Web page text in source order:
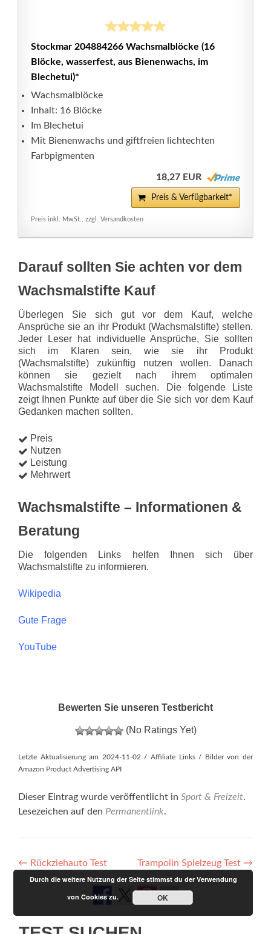
Stockmar 204884266 Wachsmalblöcke (16
Blöcke, wasserfest, aus Bienenwachs, im
Blechetui)*
Wachsmalblöcke
Inhalt: 16 Blöcke
Im Blechetui
Mit Bienenwachs und giftfreien lichtechten
Farbpigmenten
18,27 EUR
Preis & Verfügbarkeit*
Preis inkl. MwSt., zzgl. Versandkosten
Darauf sollten Sie achten vor dem
Wachsmalstifte Kauf
Überlegen Sie sich gut vor dem Kauf, welche
Ansprüche sie an ihr Produkt (Wachsmalstifte) stellen.
Jeder Leser hat individuelle Ansprüche, Sie sollten
sich im Klaren sein, wie sie ihr Produkt
(Wachsmalstifte) zukünftig nutzen wollen. Danach
können sie gezielt nach ihrem optimalen
Wachsmalstifte Modell suchen. Die folgende Liste
zeigt Ihnen Punkte auf über die Sie sich vor dem Kauf
Gedanken machen sollten.
Preis
Nutzen
Leistung
Mehrwert
Wachsmalstifte – Informationen &
Beratung
Die folgenden Links helfen Ihnen sich über
Wachsmalstifte zu informieren.
Wikipedia
Gute Frage
YouTube
Bewerten Sie unseren Testbericht
(No Ratings Yet)
Letzte Aktualisierung am 2024-11-02 / Affiliate Links / Bilder von der
Amazon Product Advertising API
Dieser Eintrag wurde veröffentlicht in Sport & Freizeit.
Lesezeichen auf den Permanentlink.
Artikel-
Navigation
← Rückziehauto Test Trampolin Spielzeug Test →
Durch die weitere Nutzung der Seite stimmst du der Verwendung
von Cookies zu.
OK